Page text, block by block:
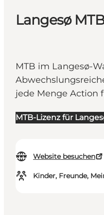
Langesø
MTB im Langesø-
jede Menge Action
MTB-Lizenz für
Website besuchen
Kinder, Freunde,